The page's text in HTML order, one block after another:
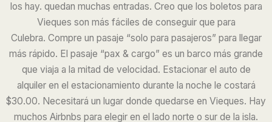
los hay. quedan muchas entradas. Creo que los boletos para
Vieques son más fáciles de conseguir que para
Culebra. Compre un pasaje “solo para pasajeros” para llegar
más rápido. El pasaje “pax & cargo” es un barco más grande
que viaja a la mitad de velocidad. Estacionar el auto de
alquiler en el estacionamiento durante la noche le costará
$30.00. Necesitará un lugar donde quedarse en Vieques. Hay
muchos Airbnbs para elegir en el lado norte o sur de la isla.